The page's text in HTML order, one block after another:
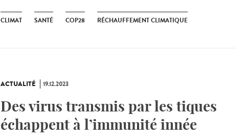
CLIMAT SANTÉ COP28 RÉCHAUFFEMENT CLIMATIQUE
ACTUALITÉ 19.12.2023
Des virus transmis par les tiques
échappent à l’immunité innée